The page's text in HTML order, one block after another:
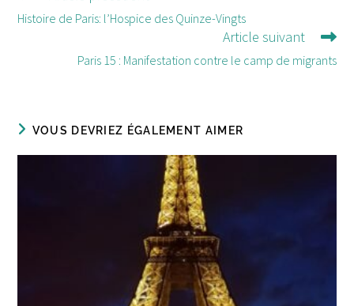
d'autres
Histoire de Paris: l’Hospice des Quinze-Vingts
Article suivant
Paris 15 : Manifestation contre le camp de migrants
VOUS DEVRIEZ ÉGALEMENT AIMER